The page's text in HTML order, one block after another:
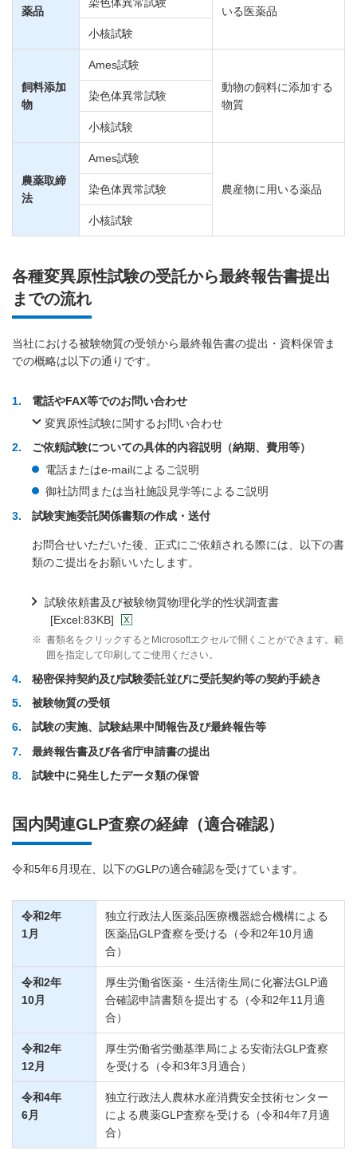
薬品 いる医薬品
小核試験
飼料添加
物
Ames試験
動物の飼料に添加する
物質
染色体異常試験
小核試験
農薬取締
法
Ames試験
農産物に用いる薬品
染色体異常試験
小核試験
各種変異原性試験の受託から最終報告書提出
までの流れ
当社における被験物質の受領から最終報告書の提出・資料保管ま
での概略は以下の通りです。
1
電話やFAX等でのお問い合わせ
変異原性試験に関するお問い合わせ
2
ご依頼試験についての具体的内容説明（納期、費用等）
電話またはe-mailによるご説明
御社訪問または当社施設見学等によるご説明
3
試験実施委託関係書類の作成・送付
お問合せいただいた後、正式にご依頼される際には、以下の書
類のご提出をお願いいたします。
試験依頼書及び被験物質物理化学的性状調査書
[Excel:83KB]
※ 書類名をクリックするとMicrosoftエクセルで開くことができます。範
囲を指定して印刷してご使用ください。
4
秘密保持契約及び試験委託並びに受託契約等の契約手続き
5
被験物質の受領
6
試験の実施、試験結果中間報告及び最終報告等
7
最終報告書及び各省庁申請書の提出
8
試験中に発生したデータ類の保管
国内関連GLP査察の経緯（適合確認）
令和5年6月現在、以下のGLPの適合確認を受けています。
令和2年
1月
独立行政法人医薬品医療機器総合機構による
医薬品GLP査察を受ける（令和2年10月適
合）
令和2年
10月
厚生労働省医薬・生活衛生局に化審法GLP適
合確認申請書類を提出する（令和2年11月適
合）
令和2年
12月
厚生労働省労働基準局による安衛法GLP査察
を受ける（令和3年3月適合）
令和4年
6月
独立行政法人農林水産消費安全技術センター
による農薬GLP査察を受ける（令和4年7月適
合）